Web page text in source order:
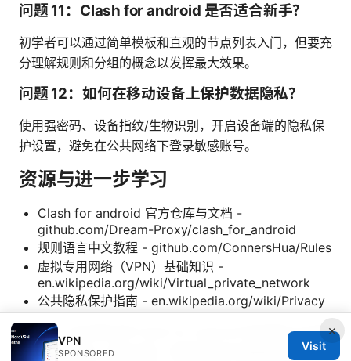
问题 11：Clash for android 是否适合新手？
初学者可以通过简单模板和直观的节点列表入门，但要充
分理解规则和分组的概念以发挥最大效果。
问题 12：如何在移动设备上保护数据隐私？
使用强密码、设备指纹/生物识别，开启设备端的隐私保
护设置，避免在公共网络下登录敏感账号。
资源与进一步学习
Clash for android 官方仓库与文档 -
github.com/Dream-Proxy/clash_for_android
规则语言中文教程 - github.com/ConnersHua/Rules
虚拟专用网络（VPN）基础知识 -
en.wikipedia.org/wiki/Virtual_private_network
公共隐私保护指南 - en.wikipedia.org/wiki/Privacy
请注意：本文展示的“Clash for android”信息基于公开资
料与常见实践，具体功能、界面和版本可能随时间更新而
×
VPN
SPONSORED
Visit